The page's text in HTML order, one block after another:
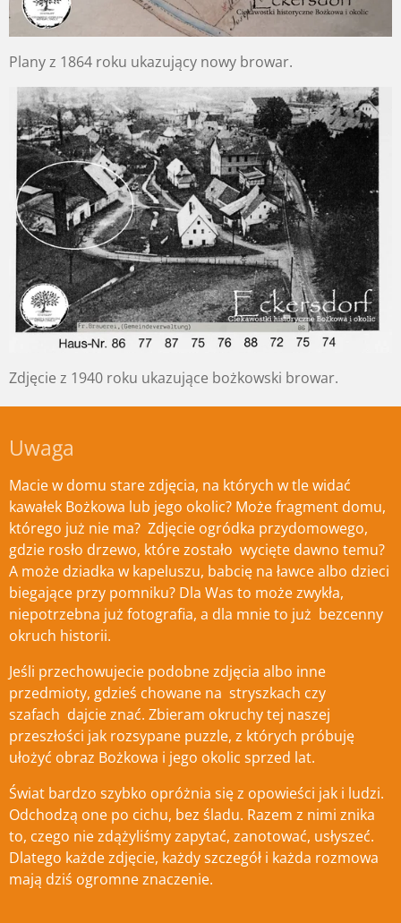
Plany z 1864 roku ukazujący nowy browar.
Zdjęcie z 1940 roku ukazujące bożkowski browar.
Uwaga
Macie w domu stare zdjęcia, na których w tle widać
kawałek Bożkowa lub jego okolic? Może fragment domu,
którego już nie ma? Zdjęcie ogródka przydomowego,
gdzie rosło drzewo, które zostało wycięte dawno temu?
A może dziadka w kapeluszu, babcię na ławce albo dzieci
biegające przy pomniku? Dla Was to może zwykła,
niepotrzebna już fotografia, a dla mnie to już bezcenny
okruch historii.
Jeśli przechowujecie podobne zdjęcia albo inne
przedmioty, gdzieś chowane na stryszkach czy
szafach dajcie znać. Zbieram okruchy tej naszej
przeszłości jak rozsypane puzzle, z których próbuję
ułożyć obraz Bożkowa i jego okolic sprzed lat.
Świat bardzo szybko opróżnia się z opowieści jak i ludzi.
Odchodzą one po cichu, bez śladu. Razem z nimi znika
to, czego nie zdążyliśmy zapytać, zanotować, usłyszeć.
Dlatego każde zdjęcie, każdy szczegół i każda rozmowa
mają dziś ogromne znaczenie.